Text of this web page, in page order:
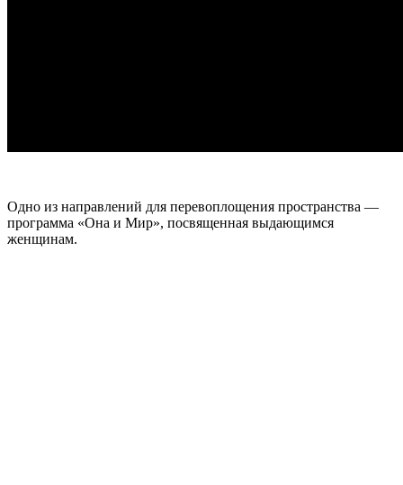
Одно из направлений для перевоплощения пространства —
программа «Она и Мир», посвященная выдающимся
женщинам.